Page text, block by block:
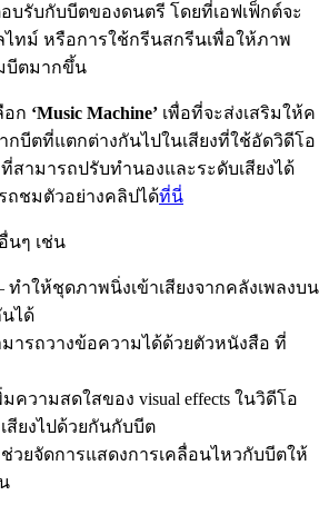
บรับกับบีตของดนตรี โดยที่เอฟเฟ็กต์จะ
ไทม์ หรือการใช้กรีนสกรีนเพื่อให้ภาพ
บีตมากขึ้น
อก ‘Music Machine’ เพื่อที่จะส่งเสริมให้ค
กบีตที่แตกต่างกันไปในเสียงที่ใช้อัดวิดีโอ
สามารถปรับทำนองและระดับเสียงได้
ถชมตัวอย่างคลิปได้ที่นี่
นๆ เช่น
ทำให้ชุดภาพนิ่งเข้าเสียงจากคลังเพลงบน
นได้
มารถวางข้อความได้ด้วยตัวหนังสือ ที่
มความสดใสของ visual effects ในวิดีโอ
สียงไปด้วยกันกับบีต
ช่วยจัดการแสดงการเคลื่อนไหวกับบีตให้